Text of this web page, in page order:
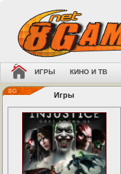
ИГРЫ КИНО И ТВ
Игры